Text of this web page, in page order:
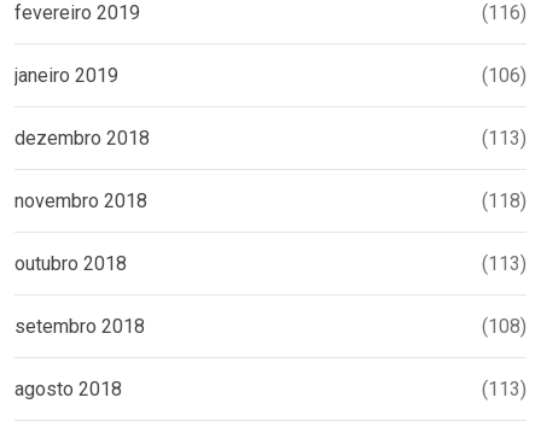
fevereiro 2019 (116)
janeiro 2019 (106)
dezembro 2018 (113)
novembro 2018 (118)
outubro 2018 (113)
setembro 2018 (108)
agosto 2018 (113)